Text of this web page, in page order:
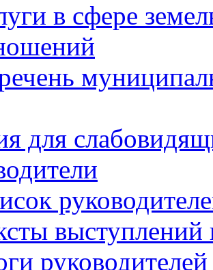
в сфере
для
выступлений
руководителей